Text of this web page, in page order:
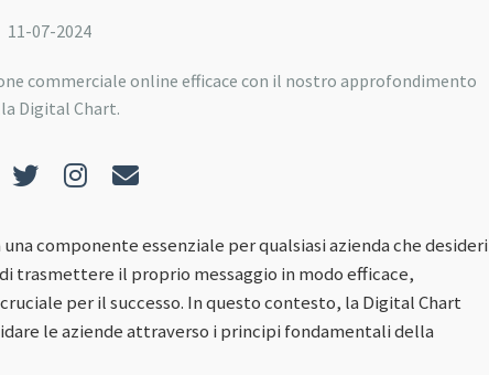
11-07-2024
commerciale online efficace con il nostro approfondimento
Digital Chart.
componente essenziale per qualsiasi azienda che desideri
trasmettere il proprio messaggio in modo efficace,
per il successo. In questo contesto, la Digital Chart
le aziende attraverso i principi fondamentali della